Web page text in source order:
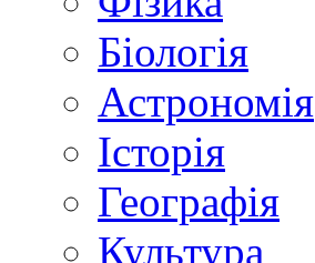
Біологія
Астрономія
Історія
Географія
Культура